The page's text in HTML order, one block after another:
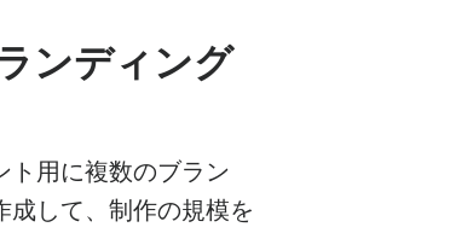
ンディング
ト用に複数のブラン
成して、制作の規模を